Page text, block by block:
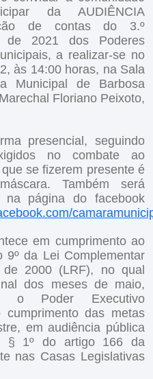
da AUDIÊNCIA
de contas do 3.º
de 2021 dos Poderes
a realizar-se no
às 14:00 horas, na Sala
Municipal de Barbosa
Floriano Peixoto,
presencial, seguindo
no combate ao
se fizerem presente é
Também será
na página do facebook
em cumprimento ao
da Lei Complementar
2000 (LRF), no qual
dos meses de maio,
o Poder Executivo
das metas
em audiência pública
§ 1º do artigo 166 da
nas Casas Legislativas